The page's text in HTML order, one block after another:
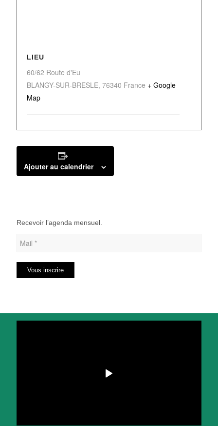
LIEU
60/62 Route d'Eu
BLANGY-SUR-BRESLE, 76340 France + Google
Map
Ajouter au calendrier
Recevoir l’agenda mensuel.